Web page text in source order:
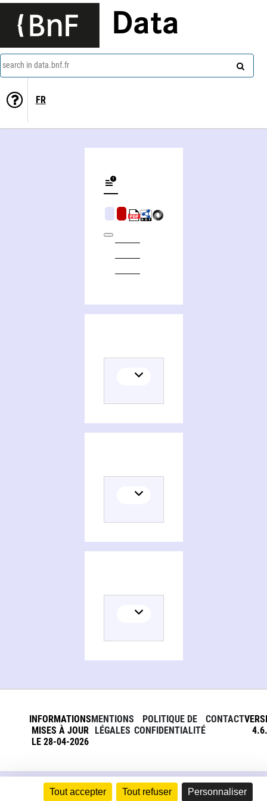
Tout accepter Tout refuser Personnaliser
Data
search in data.bnf.fr
FR
INFORMATIONS
MISES À JOUR
LE 28-04-2026
MENTIONS
LÉGALES
POLITIQUE DE
CONFIDENTIALITÉ
CONTACT